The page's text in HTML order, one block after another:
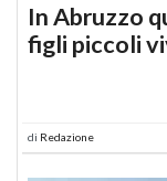
In Abruzzo
figli piccoli
di Redazione